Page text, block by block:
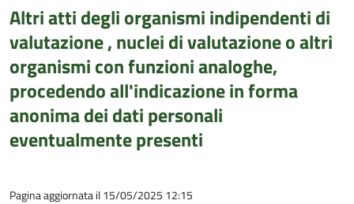
Altri atti degli organismi indipendenti di
valutazione , nuclei di valutazione o altri
organismi con funzioni analoghe,
procedendo all'indicazione in forma
anonima dei dati personali
eventualmente presenti
Pagina aggiornata il 15/05/2025 12:15